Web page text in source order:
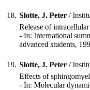
18. Slotte, J. Peter /
Release of
- In: International
advanced students,
19. Slotte, J. Peter /
Effects of
- In: Molecular